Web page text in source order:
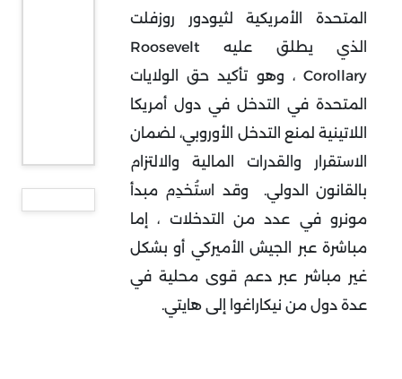
المتحدة الأمريكية لثيودور روزفلت
الذي يطلق عليه Roosevelt
Corollary ، وهو تأكيد حق الولايات
المتحدة في التدخل في دول أمريكا
اللاتينية لمنع التدخل الأوروبي، لضمان
الاستقرار والقدرات المالية والالتزام
بالقانون الدولي. وقد استُخدِم مبدأ
مونرو في عدد من التدخلات ، إما
مباشرة عبر الجيش الأميركي أو بشكل
غير مباشر عبر دعم قوى محلية في
عدة دول من نيكاراغوا إلى هايتي.